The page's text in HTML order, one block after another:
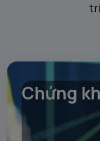
Chứng